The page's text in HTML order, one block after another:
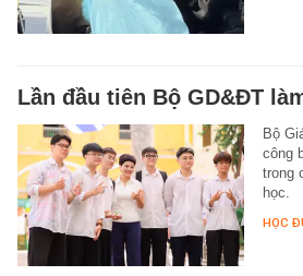
Lần đầu tiên Bộ GD&ĐT
Bộ
công
trong
học.
HỌC